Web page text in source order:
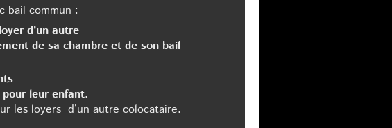
bail commun :
d’un autre
de sa chambre et de son bail
leur enfant.
les loyers d’un autre colocataire.